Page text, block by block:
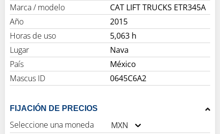
Marca / modelo
CAT LIFT TRUCKS ETR345A
Año
2015
Horas de uso
5,063 h
Lugar
Nava
País
México
Mascus ID
0645C6A2
FIJACIÓN DE PRECIOS
Seleccione una moneda
MXN